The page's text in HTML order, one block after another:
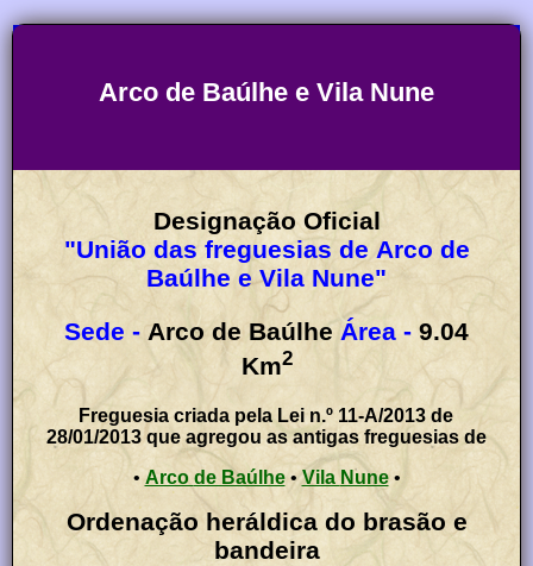
Arco de Baúlhe e Vila Nune
Designação Oficial
"União das freguesias de Arco de
Baúlhe e Vila Nune"
Sede - Arco de Baúlhe Área - 9.04
Km2
Freguesia criada pela Lei n.º 11-A/2013 de
28/01/2013 que agregou as antigas freguesias de
•
Arco de Baúlhe• Vila Nune•
Ordenação heráldica do brasão e
bandeira